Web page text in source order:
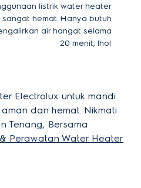
listrik water heater
hemat. Hanya butuh
air hangat selama
20 menit, lho!
Electrolux untuk mandi
dan hemat. Nikmati
Tenang, Bersama
Perawatan Water Heater